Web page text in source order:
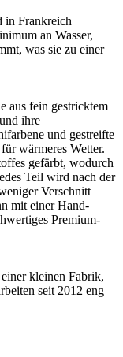
in Frankreich
an Wasser,
was sie zu einer
aus fein gestricktem
ihre
und gestreifte
wärmeres Wetter.
gefärbt, wodurch
Teil wird nach der
Verschnitt
mit einer Hand-
Premium-
kleinen Fabrik,
seit 2012 eng